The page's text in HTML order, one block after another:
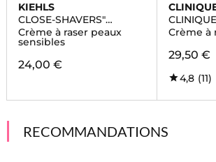
KIEHLS
CLOSE-SHAVERS"
SQUADRON™
Crème à raser peaux
sensibles
24,00 €
Crème à
29,50 €
4,8 (11)
RECOMMANDATIONS